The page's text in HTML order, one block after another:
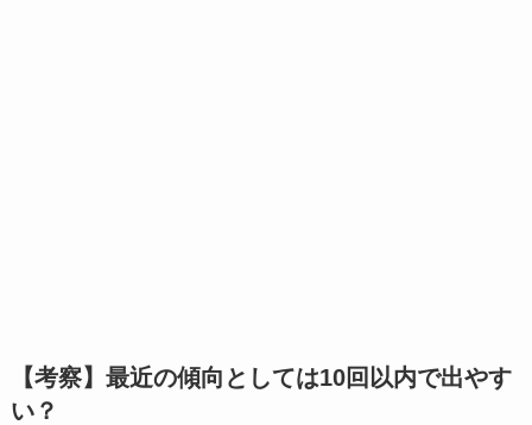
【考察】最近の傾向としては10回以内で出やす
い？